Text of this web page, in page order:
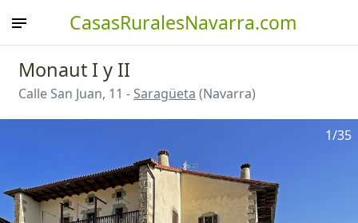
CasasRuralesNavarra.com
Monaut I y II
Calle San Juan, 11 - Saragüeta (Navarra)
1/35